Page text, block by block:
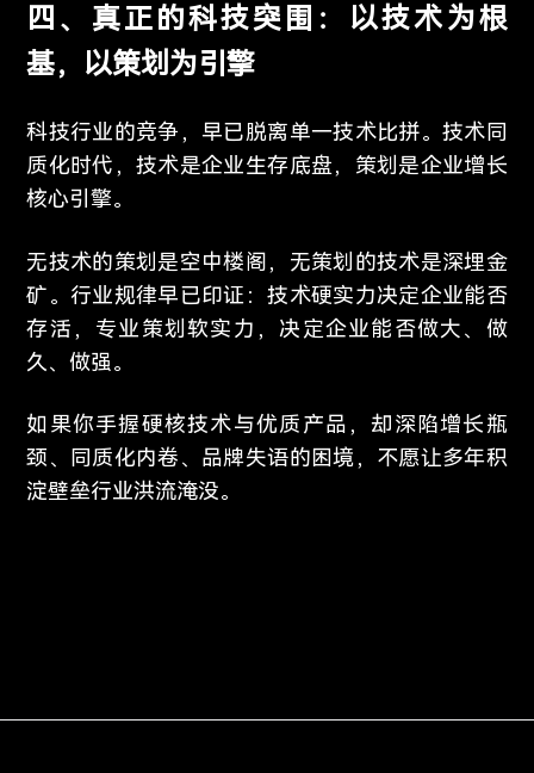
四、真正的科技突围：以技术为根
基，以策划为引擎
科技行业的竞争，早已脱离单一技术比拼。技术同
质化时代，技术是企业生存底盘，策划是企业增长
核心引擎。
无技术的策划是空中楼阁，无策划的技术是深埋金
矿。行业规律早已印证：技术硬实力决定企业能否
存活，专业策划软实力，决定企业能否做大、做
久、做强。
如果你手握硬核技术与优质产品，却深陷增长瓶
颈、同质化内卷、品牌失语的困境，不愿让多年积
淀壁垒行业洪流淹没。